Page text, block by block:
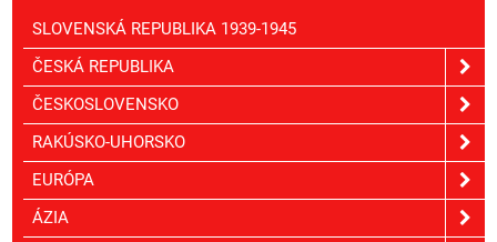
SLOVENSKÁ REPUBLIKA 1939-1945
ČESKÁ REPUBLIKA
ČESKOSLOVENSKO
RAKÚSKO-UHORSKO
EURÓPA
ÁZIA